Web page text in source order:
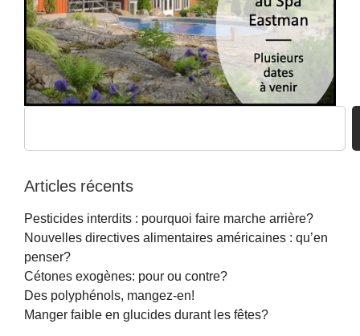
Articles récents
Pesticides interdits : pourquoi faire marche arrière?
Nouvelles directives alimentaires américaines : qu’en
penser?
Cétones exogènes: pour ou contre?
Des polyphénols, mangez-en!
Manger faible en glucides durant les fêtes?